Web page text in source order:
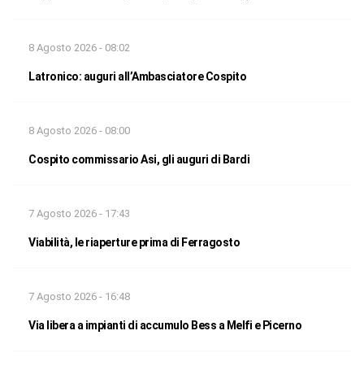
8 Agosto 2026 - 08:02
Latronico: auguri all’Ambasciatore Cospito
8 Agosto 2026 - 08:00
Cospito commissario Asi, gli auguri di Bardi
7 Agosto 2026 - 17:43
Viabilità, le riaperture prima di Ferragosto
7 Agosto 2026 - 16:48
Via libera a impianti di accumulo Bess a Melfi e Picerno